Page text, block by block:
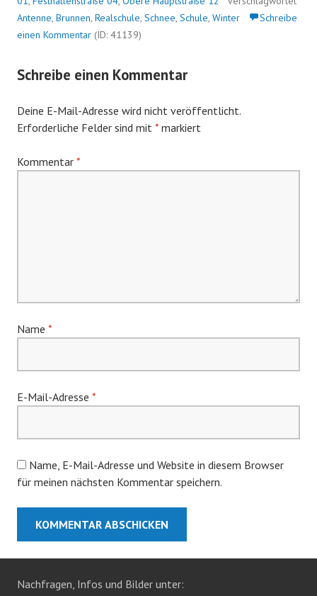
Antenne, Brunnen, Realschule, Schnee, Schule, Winter
Schreibe
einen Kommentar (ID: 41139)
Schreibe einen Kommentar
Deine E-Mail-Adresse wird nicht veröffentlicht.
Erforderliche Felder sind mit * markiert
Kommentar *
Name *
E-Mail-Adresse *
Name, E-Mail-Adresse und Website in diesem Browser
für meinen nächsten Kommentar speichern.
Nachfragen, Infos und Bilder unter: